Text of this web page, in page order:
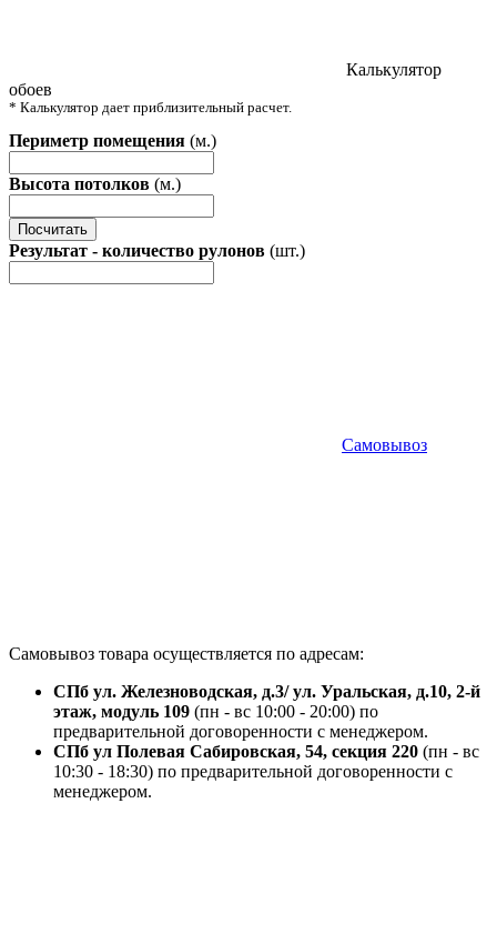
Калькулятор
обоев
* Калькулятор дает приблизительный расчет.
Периметр помещения (м.)
Высота потолков (м.)
Посчитать
Результат - количество рулонов (шт.)
Самовывоз
Самовывоз товара осуществляется по адресам:
СПб ул. Железноводская, д.3/ ул. Уральская, д.10, 2-й
этаж, модуль 109 (пн - вс 10:00 - 20:00) по
предварительной договоренности с менеджером.
СПб ул Полевая Сабировская, 54, секция 220 (пн - вс
10:30 - 18:30) по предварительной договоренности с
менеджером.